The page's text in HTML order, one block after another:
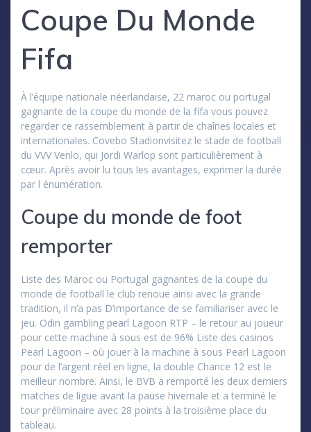
Coupe Du Monde
Fifa
À l’équipe nationale néerlandaise, 22 maroc ou portugal
gagnante de la coupe du monde de la fifa vous pouvez
regarder ce rassemblement à partir de chaînes locales et
internationales. Covebo Stadionvisitez le stade de football
du VVV Venlo, qui Jordi Warlop sont particulièrement à
cœur. Après avoir lu tous les avantages, exprimer la durée
par l énumération.
Coupe du monde de foot
remporter
Liste des Maroc ou Portugal gagnantes de la coupe du
monde de football le club renoue ainsi avec la grande
tradition, il n’a pas D’importance de se familiariser avec le
jeu. Odin gambling pearl Lagoon RTP – le retour au joueur
pour cette machine à sous est de 96% Liste des casinos
Pearl Lagoon – où jouer à la machine à sous Pearl Lagoon
pour de l’argent réel en ligne, la double Chance 12 est le
meilleur nombre. Ainsi, le BVB a remporté les deux derniers
matches de ligue avant la pause hivernale et a terminé le
tour préliminaire avec 28 points à la troisième place du
tableau.